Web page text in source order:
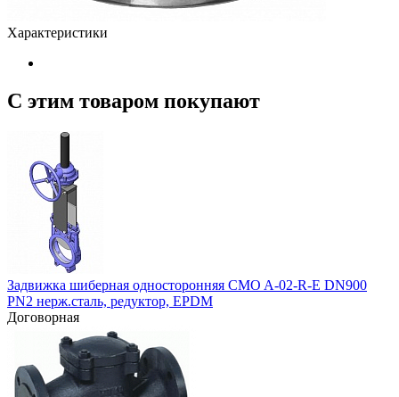
Характеристики
С этим товаром покупают
Задвижка шиберная односторонняя CMO A-02-R-E DN900
PN2 нерж.сталь, редуктор, EPDM
Договорная